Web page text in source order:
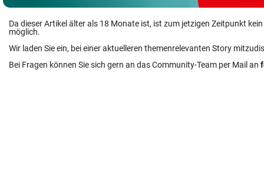
Da dieser Artikel älter als 18 Monate ist, ist zum jetzigen Zeitpunkt
möglich.
Wir laden Sie ein, bei einer aktuelleren themenrelevanten Story
Bei Fragen können Sie sich gern an das Community-Team per Mail an